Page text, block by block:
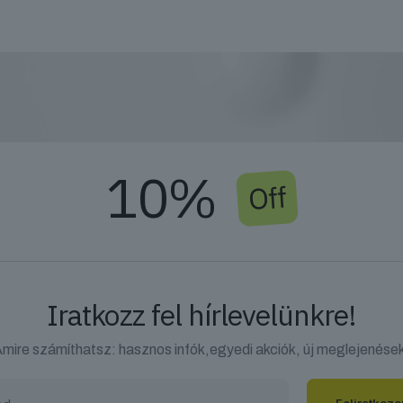
10% Off
Iratkozz fel hírlevelünkre!
számíthatsz: hasznos infók,egyedi akciók, új